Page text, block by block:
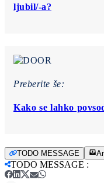
ljubil/-a?
Preberite še:
Kako se lahko
TODO MESSAGE
TODO MESSAGE :